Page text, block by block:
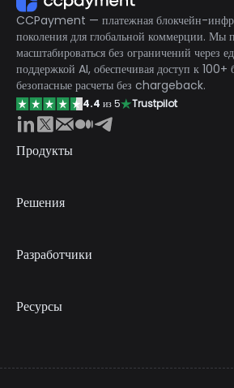
CCPayment — платежная блокчейн-
поколения для глобальной коммерции. Мы
масштабироваться без ограничений через
поддержкой AI, обеспечивая доступ к 100+
безопасные расчеты без chargeback.
4.4 из 5 Trustpilot
Продукты
Решения
Разработчики
Ресурсы